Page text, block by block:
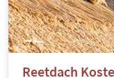
Reetdach